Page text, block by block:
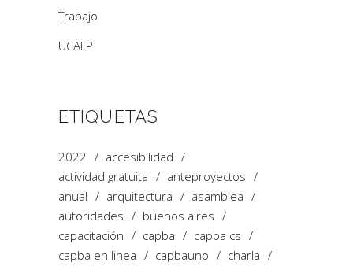
Trabajo
UCALP
ETIQUETAS
2022
accesibilidad
actividad gratuita
anteproyectos
anual
arquitectura
asamblea
autoridades
buenos aires
capacitación
capba
capba cs
capba en linea
capbauno
charla